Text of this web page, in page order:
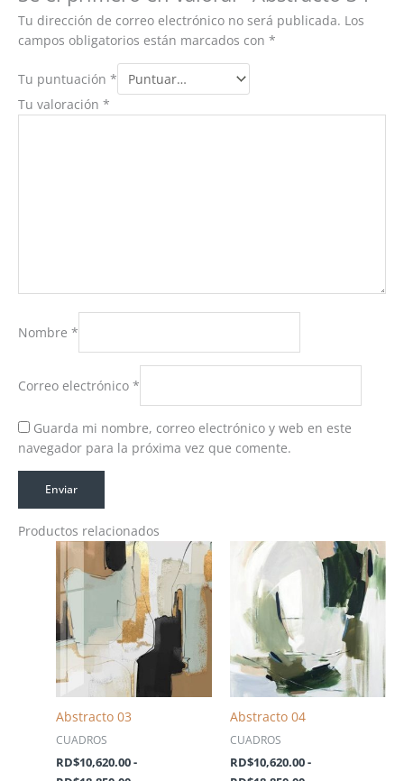
Tu dirección de correo electrónico no será publicada. Los
campos obligatorios están marcados con *
Tu puntuación *
Tu valoración *
Nombre *
Correo electrónico *
Guarda mi nombre, correo electrónico y web en este
navegador para la próxima vez que comente.
Productos relacionados
Abstracto 03
CUADROS
RD$10,620.00-
Rango
de
precios:
desde
RD$10,620.00
hasta
RD$18,850.00
Abstracto 04
CUADROS
RD$10,620.00-
Rango
precios:
desde
RD$10,620.00
hasta
RD$18,850.00